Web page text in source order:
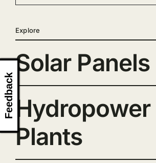
Explore
Solar Panels
Hydropower
Plants
Feedback